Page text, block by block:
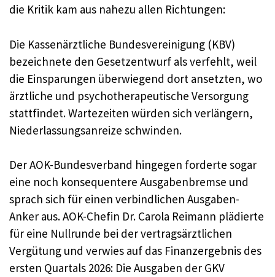
die Kritik kam aus nahezu allen Richtungen:
Die Kassenärztliche Bundesvereinigung (KBV)
bezeichnete den Gesetzentwurf als verfehlt, weil
die Einsparungen überwiegend dort ansetzten, wo
ärztliche und psychotherapeutische Versorgung
stattfindet. Wartezeiten würden sich verlängern,
Niederlassungsanreize schwinden.
Der AOK-Bundesverband hingegen forderte sogar
eine noch konsequentere Ausgabenbremse und
sprach sich für einen verbindlichen Ausgaben-
Anker aus. AOK-Chefin Dr. Carola Reimann plädierte
für eine Nullrunde bei der vertragsärztlichen
Vergütung und verwies auf das Finanzergebnis des
ersten Quartals 2026: Die Ausgaben der GKV